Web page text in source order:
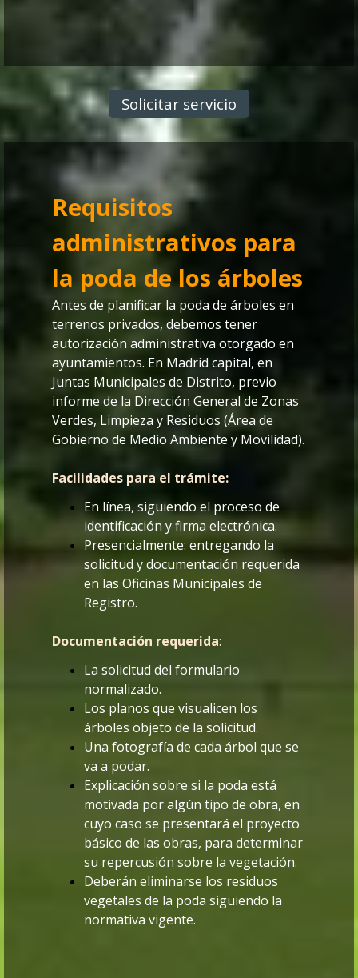
Solicitar servicio
Requisitos
administrativos para
la poda de los árboles
Antes de planificar la poda de árboles en
terrenos privados, debemos tener
autorización administrativa otorgado en
ayuntamientos. En Madrid capital, en
Juntas Municipales de Distrito, previo
informe de la Dirección General de Zonas
Verdes, Limpieza y Residuos (Área de
Gobierno de Medio Ambiente y Movilidad).
Facilidades para el trámite:
En línea, siguiendo el proceso de
identificación y firma electrónica.
Presencialmente: entregando la
solicitud y documentación requerida
en las Oficinas Municipales de
Registro.
Documentación requerida:
La solicitud del formulario
normalizado.
Los planos que visualicen los
árboles objeto de la solicitud.
Una fotografía de cada árbol que se
va a podar.
Explicación sobre si la poda está
motivada por algún tipo de obra, en
cuyo caso se presentará el proyecto
básico de las obras, para determinar
su repercusión sobre la vegetación.
Deberán eliminarse los residuos
vegetales de la poda siguiendo la
normativa vigente.